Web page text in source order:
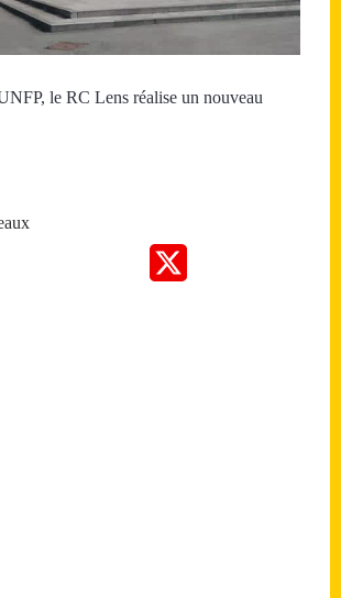
le RC Lens réalise un nouveau